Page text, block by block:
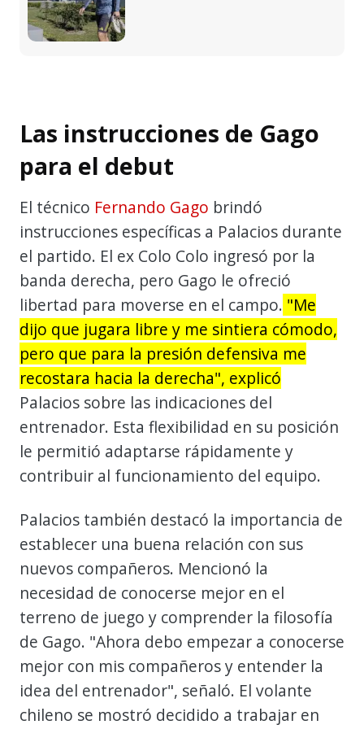
Las instrucciones de Gago
para el debut
El técnico Fernando Gago brindó
instrucciones específicas a Palacios durante
el partido. El ex Colo Colo ingresó por la
banda derecha, pero Gago le ofreció
libertad para moverse en el campo. "Me
dijo que jugara libre y me sintiera cómodo,
pero que para la presión defensiva me
recostara hacia la derecha", explicó
Palacios sobre las indicaciones del
entrenador. Esta flexibilidad en su posición
le permitió adaptarse rápidamente y
contribuir al funcionamiento del equipo.
Palacios también destacó la importancia de
establecer una buena relación con sus
nuevos compañeros. Mencionó la
necesidad de conocerse mejor en el
terreno de juego y comprender la filosofía
de Gago. "Ahora debo empezar a conocerse
mejor con mis compañeros y entender la
idea del entrenador", señaló. El volante
chileno se mostró decidido a trabajar en